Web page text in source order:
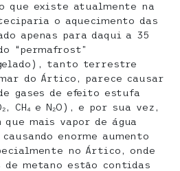
que existe atualmente na
o aquecimento das
apenas para daqui a 35
“permafrost”
tanto terrestre
do Ártico, parece causar
gases de efeito estufa
CH₄ e N₂O), e por sua vez,
que mais vapor de água
enorme aumento
no Ártico, onde
de metano estão contidas